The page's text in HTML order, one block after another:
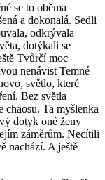
se to oběma
a dokonalá. Sedli
odkrývala
dotýkali se
Tvůrčí moc
nenávist Temné
světlo, které
Bez světla
chaosu. Ta myšlenka
dotyk oné ženy
záměrům. Necítili
nachází. A ještě